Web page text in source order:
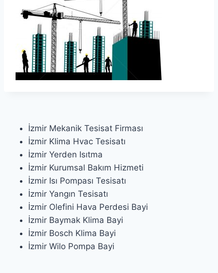
İzmir Mekanik Tesisat Firması
İzmir Klima Hvac Tesisatı
İzmir Yerden Isıtma
İzmir Kurumsal Bakım Hizmeti
İzmir Isı Pompası Tesisatı
İzmir Yangın Tesisatı
İzmir Olefini Hava Perdesi Bayi
İzmir Baymak Klima Bayi
İzmir Bosch Klima Bayi
İzmir Wilo Pompa Bayi